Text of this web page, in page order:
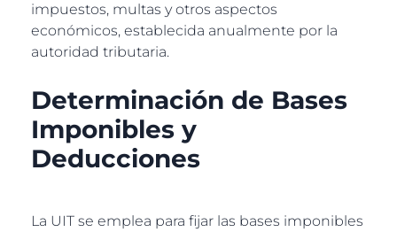
impuestos, multas y otros aspectos
económicos, establecida anualmente por la
autoridad tributaria.
Determinación de Bases
Imponibles y
Deducciones
La UIT se emplea para fijar las bases imponibles